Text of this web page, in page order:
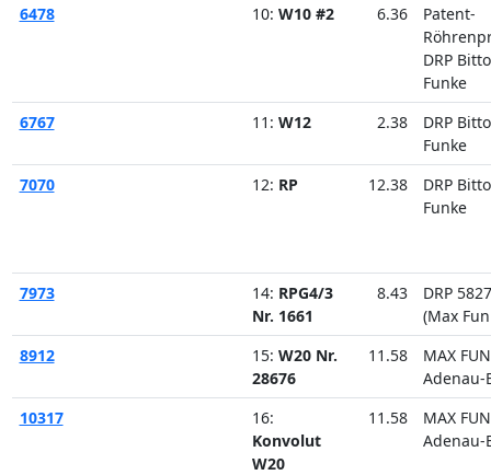
6478
10: W10 #2 6.36
Patent-
DRP
Funke
6767
11: W12 2.38
DRP
Funke
7070
12: RP 12.38
DRP
Funke
7973 14: RPG4/3
Nr. 1661
8.43
DRP
(Max
8912
15: W20 Nr.
28676
11.58
MAX
Adenau-
10317
16:
Konvolut
W20
11.58
MAX
Adenau-